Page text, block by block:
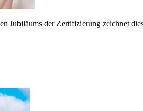
Jubiläums der Zertifizierung zeichnet